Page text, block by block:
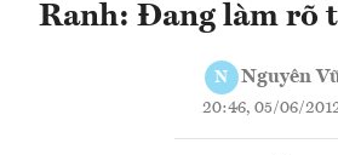
Ranh: Đang làm rõ
N Nguyên
20:46, 05/06/